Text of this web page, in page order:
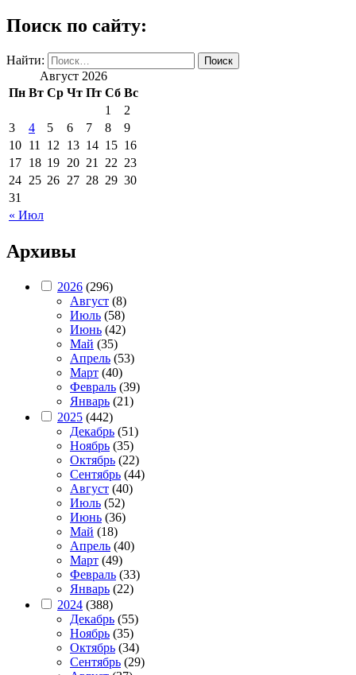
Поиск по сайту:
Найти:
Август 2026
Пн Вт Ср Чт Пт Сб Вс
« Июл
1
2
3
4 5 6 7 8
9
10 11 12 13 14 15 16
17 18 19 20 21 22 23
24 25 26 27 28 29 30
31
Архивы
2026 (296)
Август (8)
Июль (58)
Июнь (42)
Май (35)
Апрель (53)
Март (40)
Февраль (39)
Январь (21)
2025 (442)
Декабрь (51)
Ноябрь (35)
Октябрь (22)
Сентябрь (44)
Август (40)
Июль (52)
Июнь (36)
Май (18)
Апрель (40)
Март (49)
Февраль (33)
Январь (22)
2024 (388)
Декабрь (55)
Ноябрь (35)
Октябрь (34)
Сентябрь (29)